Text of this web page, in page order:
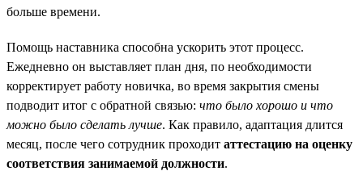
больше времени.
Помощь наставника способна ускорить этот процесс.
Ежедневно он выставляет план дня, по необходимости
корректирует работу новичка, во время закрытия смены
подводит итог с обратной связью: что было хорошо и что
можно было сделать лучше. Как правило, адаптация длится
месяц, после чего сотрудник проходит аттестацию на оценку
соответствия занимаемой должности.